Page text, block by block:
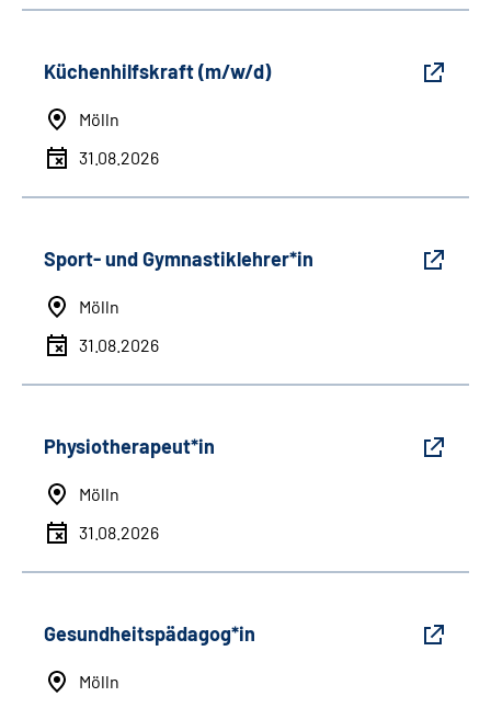
Küchenhilfskraft (m/w/d)
Mölln
31.08.2026
Sport- und Gymnastiklehrer*in
Mölln
31.08.2026
Physiotherapeut*in
Mölln
31.08.2026
Gesundheitspädagog*in
Mölln